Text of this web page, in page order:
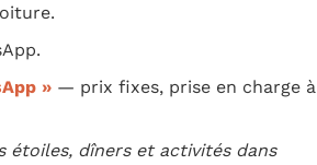
» — prix fixes, prise en charge à
étoiles, dîners et activités dans